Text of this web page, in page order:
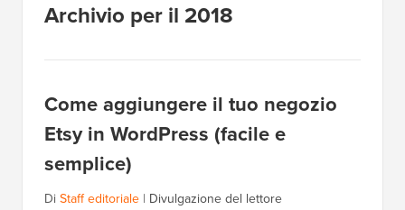
Archivio per il 2018
Come aggiungere il tuo negozio
Etsy in WordPress (facile e
semplice)
DiStaff editoriale | Divulgazione del lettore